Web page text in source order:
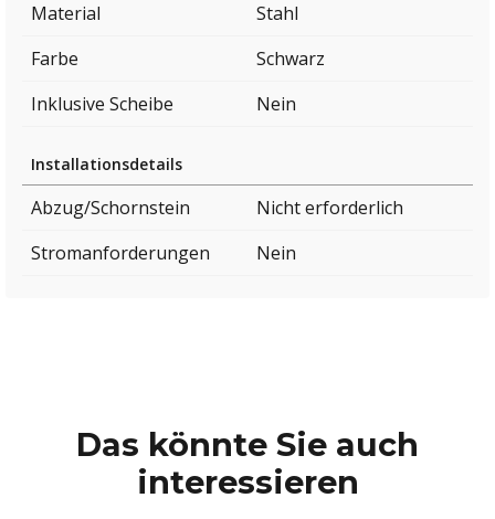
Material
Stahl
Farbe
Schwarz
Inklusive Scheibe
Nein
Installationsdetails
Abzug/Schornstein
Nicht erforderlich
Stromanforderungen
Nein
Das könnte Sie auch
interessieren